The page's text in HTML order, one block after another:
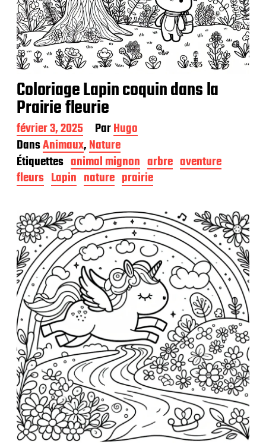
Coloriage Lapin coquin dans la
Prairie fleurie
D
a
t
e
d
e
u
b
l
i
c
a
t
i
o
n
février 3, 2025 ParHugo
DansAnimaux,Nature
Étiquettes animal mignon arbre aventure
fleurs Lapin nature prairie